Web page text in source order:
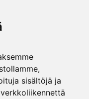
sisältöjä ja